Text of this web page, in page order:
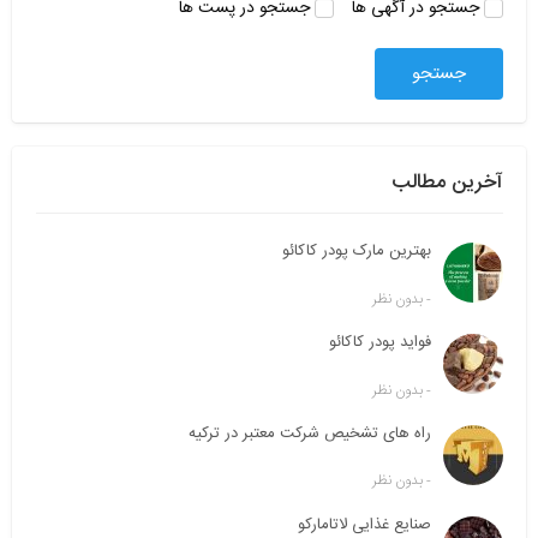
ج
و
ر
ی
جستجو در آگهی ها جستجو در پست ها
آخرین مطالب
بهترین مارک پودر کاکائو
-بدون نظر
فواید پودر کاکائو
-بدون نظر
راه های تشخیص شرکت معتبر در ترکیه
-بدون نظر
صنایع غذایی لاتامارکو